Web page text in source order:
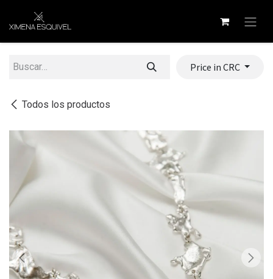
Todos los productos
Price in CRC